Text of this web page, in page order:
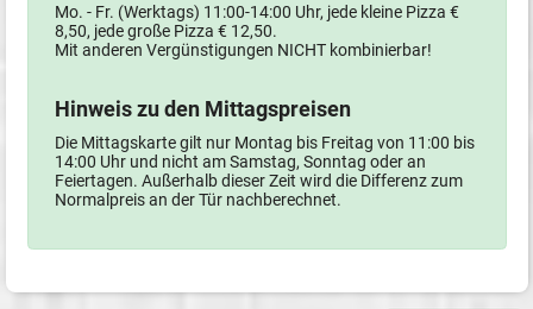
Mo. - Fr. (Werktags) 11:00-14:00 Uhr, jede kleine Pizza €
8,50, jede große Pizza € 12,50.
Mit anderen Vergünstigungen NICHT kombinierbar!
Hinweis zu den Mittagspreisen
Die Mittagskarte gilt nur Montag bis Freitag von 11:00 bis
14:00 Uhr und nicht am Samstag, Sonntag oder an
Feiertagen. Außerhalb dieser Zeit wird die Differenz zum
Normalpreis an der Tür nachberechnet.